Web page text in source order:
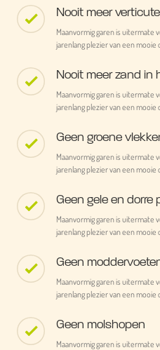
Nooit meer
Maanvormig garen is uitermate
jarenlang plezier van een mooie
Nooit meer zand in
Maanvormig garen is uitermate
jarenlang plezier van een mooie
Geen groene
Maanvormig garen is uitermate
jarenlang plezier van een mooie
Geen gele en dorre
Maanvormig garen is uitermate
jarenlang plezier van een mooie
Geen
Maanvormig garen is uitermate
jarenlang plezier van een mooie
Geen molshopen
Maanvormig garen is uitermate